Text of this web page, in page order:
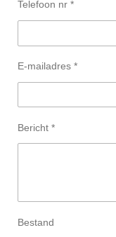
Telefoon nr *
E-mailadres *
Bericht *
Bestand